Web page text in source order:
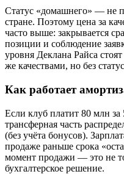
Статус «домашнего» — не
стране. Поэтому цена за
часто выше: закрывается
позиции и соблюдение
уровня Деклана Райса
же качествами, но без
Как работает
Если клуб платит 80 млн за
трансферная часть
(без учёта бонусов).
продаже раньше срока
момент продажи — это не
бухгалтерское решение.